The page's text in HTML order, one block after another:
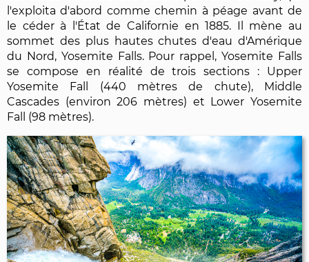
l'exploita d'abord comme chemin à péage avant de
le céder à l'État de Californie en 1885. Il mène au
sommet des plus hautes chutes d'eau d'Amérique
du Nord, Yosemite Falls. Pour rappel, Yosemite Falls
se compose en réalité de trois sections : Upper
Yosemite Fall (440 mètres de chute), Middle
Cascades (environ 206 mètres) et Lower Yosemite
Fall (98 mètres).